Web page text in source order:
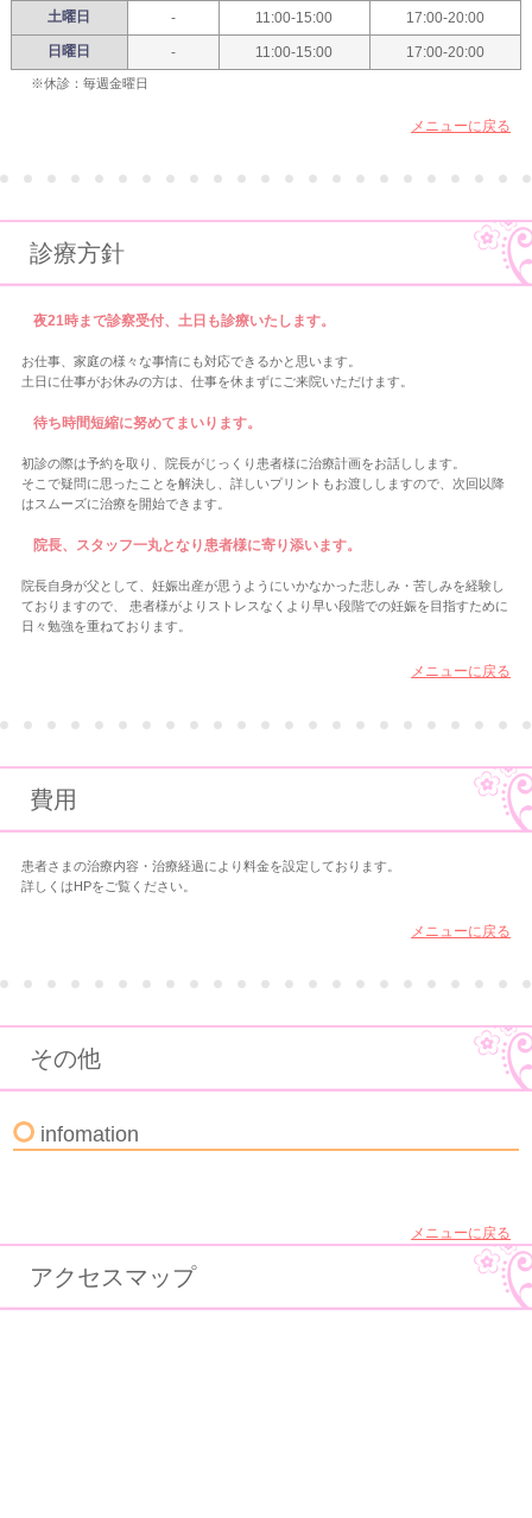
土曜日 - 11:00-15:00 17:00-20:00
日曜日 - 11:00-15:00 17:00-20:00
※休診：毎週金曜日
メニューに戻る
診療方針
夜21時まで診察受付、土日も診療いたします。
お仕事、家庭の様々な事情にも対応できるかと思います。
土日に仕事がお休みの方は、仕事を休まずにご来院いただけます。
待ち時間短縮に努めてまいります。
初診の際は予約を取り、院長がじっくり患者様に治療計画をお話しします。
そこで疑問に思ったことを解決し、詳しいプリントもお渡ししますので、次回以降
はスムーズに治療を開始できます。
院長、スタッフ一丸となり患者様に寄り添います。
院長自身が父として、妊娠出産が思うようにいかなかった悲しみ・苦しみを経験し
ておりますので、 患者様がよりストレスなくより早い段階での妊娠を目指すために
日々勉強を重ねております。
メニューに戻る
費用
患者さまの治療内容・治療経過により料金を設定しております。
詳しくはHPをご覧ください。
メニューに戻る
その他
infomation
メニューに戻る
アクセスマップ